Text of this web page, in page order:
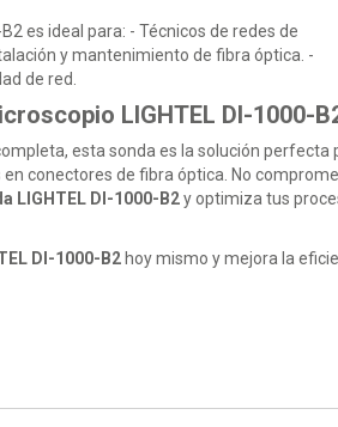
es ideal para: - Técnicos de redes de
y mantenimiento de fibra óptica. -
de red.
LIGHTEL DI-1000-
esta sonda es la solución perfecta
conectores de fibra óptica. No
LIGHTEL DI-1000-B2y optimiza tus
DI-1000-B2hoy mismo y mejora la